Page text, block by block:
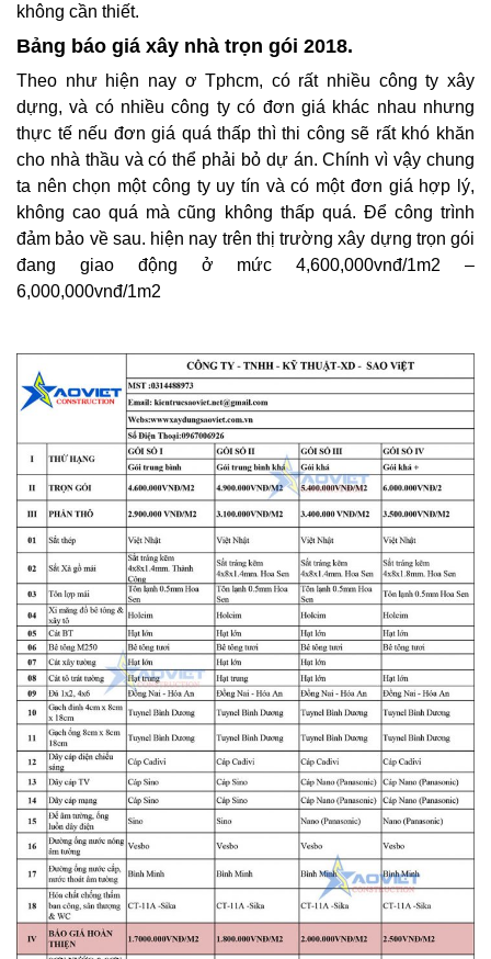
không cần thiết.
Bảng báo giá xây nhà trọn gói 2018.
Theo như hiện nay ơ Tphcm, có rất nhiều công ty xây
dựng, và có nhiều công ty có đơn giá khác nhau nhưng
thực tế nếu đơn giá quá thấp thì thi công sẽ rất khó khăn
cho nhà thầu và có thể phải bỏ dự án. Chính vì vậy chung
ta nên chọn một công ty uy tín và có một đơn giá hợp lý,
không cao quá mà cũng không thấp quá. Để công trình
đảm bảo về sau. hiện nay trên thị trường xây dựng trọn gói
đang giao động ở mức 4,600,000vnđ/1m2 –
6,000,000vnđ/1m2